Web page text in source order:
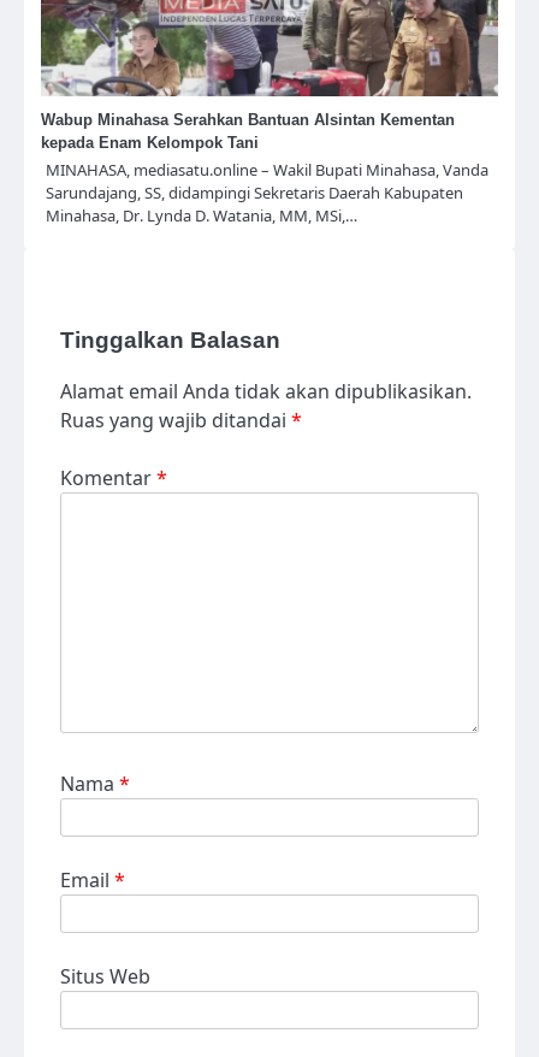
Wabup Minahasa Serahkan Bantuan Alsintan Kementan
kepada Enam Kelompok Tani
MINAHASA, mediasatu.online – Wakil Bupati Minahasa, Vanda
Sarundajang, SS, didampingi Sekretaris Daerah Kabupaten
Minahasa, Dr. Lynda D. Watania, MM, MSi,…
Tinggalkan Balasan
Alamat email Anda tidak akan dipublikasikan.
Ruas yang wajib ditandai *
Komentar*
Nama *
Email *
Situs Web